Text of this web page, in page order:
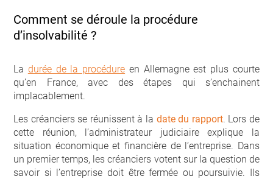
Comment se déroule la procédure
d’insolvabilité ?
La durée de la procédure en Allemagne est plus courte
qu’en France, avec des étapes qui s’enchainent
implacablement.
Les créanciers se réunissent à la date du rapport. Lors de
cette réunion, l’administrateur judiciaire explique la
situation économique et financière de l’entreprise. Dans
un premier temps, les créanciers votent sur la question de
savoir si l’entreprise doit être fermée ou poursuivie. Ils